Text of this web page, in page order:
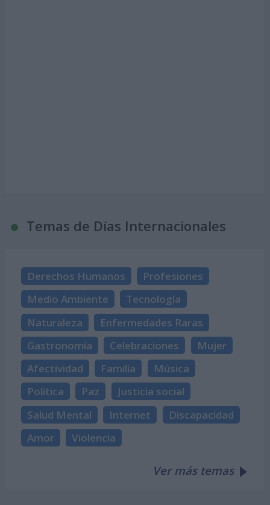
Temas de Días Internacionales
Derechos Humanos
Profesiones
Medio Ambiente
Tecnología
Naturaleza
Enfermedades Raras
Gastronomía
Celebraciones
Mujer
Afectividad
Familia
Música
Política
Paz
Justicia social
Salud Mental
Internet
Discapacidad
Amor
Violencia
Ver más temas